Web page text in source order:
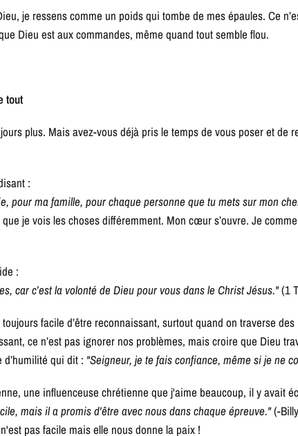
je ressens comme un poids qui tombe de mes épaules. Ce
Dieu est aux commandes, même quand tout semble flou.
tout
plus. Mais avez-vous déjà pris le temps de vous poser et de
:
pour ma famille, pour chaque personne que tu mets sur mon
je vois les choses différemment. Mon cœur s’ouvre. Je
:
car c’est la volonté de Dieu pour vous dans le Christ Jésus."(1
toujours facile d’être reconnaissant, surtout quand on traverse
ce n’est pas ignorer nos problèmes, mais croire que Dieu
d’humilité qui dit : "Seigneur, je te fais confiance, même si je ne
une influenceuse chrétienne que j'aime beaucoup, il y avait
mais il a promis d'être avec nous dans chaque épreuve."(-
pas facile mais elle nous donne la paix !